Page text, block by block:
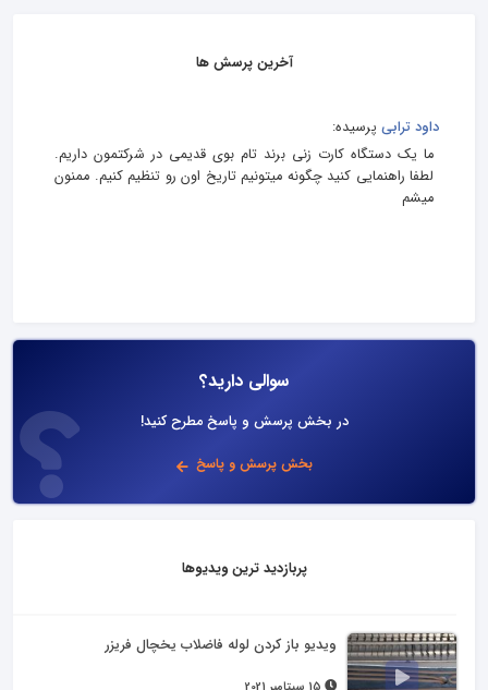
آخرین پرسش ها
داود ترابی پرسیده:
ما یک دستگاه کارت زنی برند تام بوی قدیمی در شرکتمون داریم.
لطفا راهنمایی کنید چگونه میتونیم تاریخ اون رو تنظیم کنیم. ممنون
میشم
سوالی دارید؟
در بخش پرسش و پاسخ مطرح کنید!
بخش پرسش و پاسخ
پربازدید ترین ویدیوها
ویدیو باز کردن لوله فاضلاب یخچال فریزر